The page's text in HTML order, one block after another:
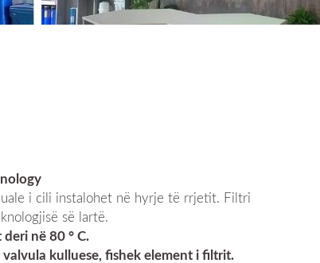
i cili instalohet në hyrje të rrjetit. Filtri
së lartë.
në 80 ° C.
kulluese, fishek element i filtrit.